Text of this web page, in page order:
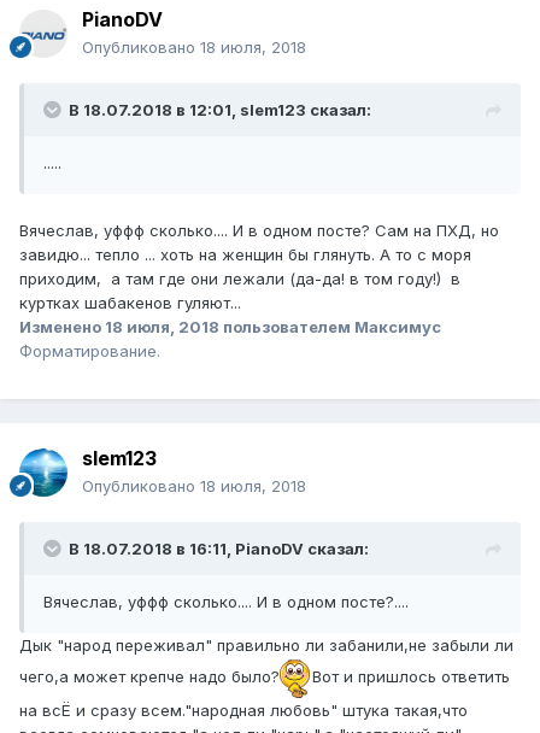
PianoDV
Опубликовано 18 июля, 2018
В 18.07.2018 в 12:01, slem123 сказал:
.....
Вячеслав, уффф сколько.... И в одном посте? Сам на ПХД, но
завидю... тепло ... хоть на женщин бы глянуть. А то с моря
приходим, а там где они лежали (да-да! в том году!) в
куртках шабакенов гуляют...
Изменено 18 июля, 2018 пользователем Максимус
Форматирование.
slem123
Опубликовано 18 июля, 2018
В 18.07.2018 в 16:11, PianoDV сказал:
Вячеслав, уффф сколько.... И в одном посте?....
Дык "народ переживал" правильно ли забанили,не забыли ли
чего,а может крепче надо было?
Вот и пришлось ответить
на всЁ и сразу всем."народная любовь" штука такая,что